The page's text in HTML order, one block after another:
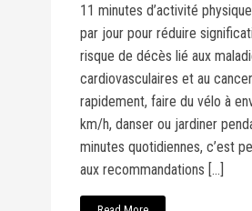
11 minutes d’activité
par jour pour réduire
risque de décès lié aux
cardiovasculaires et au
rapidement, faire du vélo à
km/h, danser ou jardiner
minutes quotidiennes, c’est
aux recommandations […]